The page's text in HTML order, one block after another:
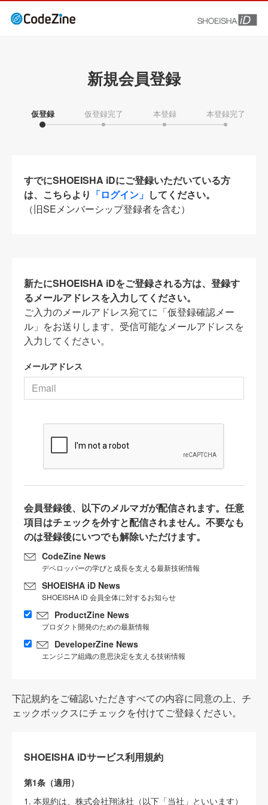
新規会員登録
仮登録 仮登録完了 本登録 本登録完了
すでにSHOEISHA iDにご登録いただいている方
は、こちらより 「ログイン」 してください。
（旧SEメンバーシップ登録者を含む）
新たにSHOEISHA iDをご登録される方は、登録す
るメールアドレスを入力してください。
ご入力のメールアドレス宛てに「仮登録確認メー
ル」をお送りします。受信可能なメールアドレスを
入力してください。
メールアドレス
会員登録後、以下のメルマガが配信されます。任意
項目はチェックを外すと配信されません。不要なも
のは登録後にいつでも解除いただけます。
CodeZine News
デベロッパーの学びと成長を支える最新技術情報
SHOEISHA iD News
SHOEISHA iD 会員全体に対するお知らせ
ProductZine News
プロダクト開発のための最新情報
DeveloperZine News
エンジニア組織の意思決定を支える技術情報
下記規約をご確認いただきすべての内容に同意の上、チ
ェックボックスにチェックを付けてご登録ください。
SHOEISHA iDサービス利用規約
第1条（適用）
1. 本規約は、株式会社翔泳社（以下「当社」といいます）